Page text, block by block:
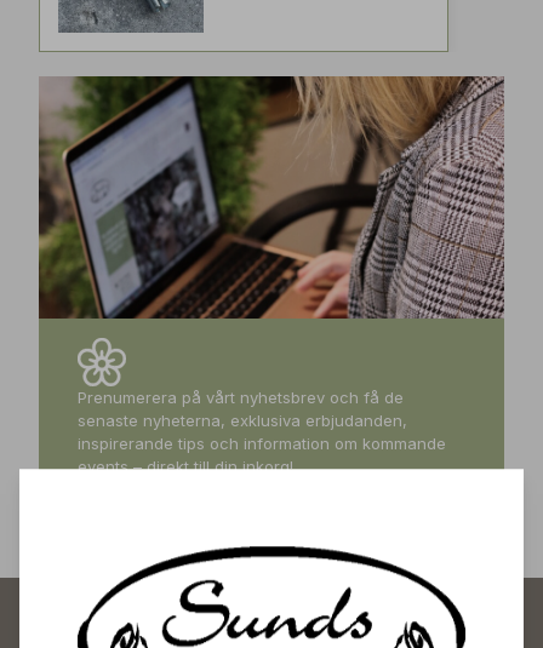
Prenumerera på vårt nyhetsbrev och få de
senaste nyheterna, exklusiva erbjudanden,
inspirerande tips och information om kommande
events – direkt till din inkorg!